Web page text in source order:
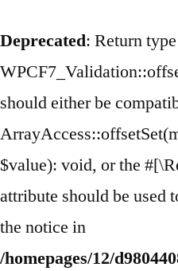
Deprecated: Return
should either be
$value): void, or the
attribute should be used
the notice in
/homepages/12/